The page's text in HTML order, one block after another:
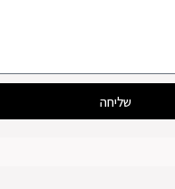
שליחה